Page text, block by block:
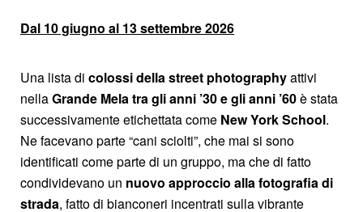
Dal 10 giugno al 13 settembre 2026
Una lista di colossi della street photographyattivi
nellaGrande Melatra gli anni ’30 e gli anni ’60è stata
successivamente etichettata come New York School.
Ne facevano parte “cani sciolti”, che mai si sono
identificati come parte di un gruppo, ma che di fatto
condividevano un nuovo approccio alla fotografia di
strada, fatto di bianconeri incentrati sulla vibrante